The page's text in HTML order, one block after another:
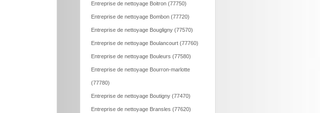
Entreprise de nettoyage Boitron (77750)
Entreprise de nettoyage Bombon (77720)
Entreprise de nettoyage Bougligny (77570)
Entreprise de nettoyage Boulancourt (77760)
Entreprise de nettoyage Bouleurs (77580)
Entreprise de nettoyage Bourron-marlotte
(77780)
Entreprise de nettoyage Boutigny (77470)
Entreprise de nettoyage Bransles (77620)